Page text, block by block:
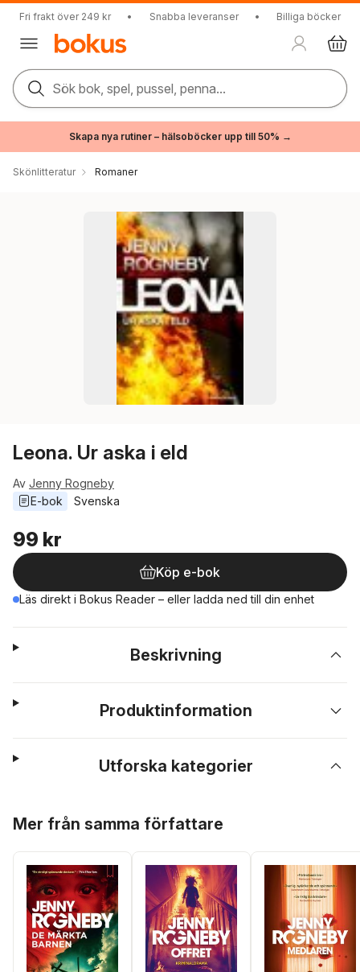
Fri frakt över 249 kr • Snabba leveranser • Billiga böcker
Sök bok, spel, pussel, penna...
Skapa nya rutiner – hälsoböcker upp till 50% →
Skönlitteratur Romaner
Leona. Ur aska i eld
Av Jenny Rogneby
E-bok
Svenska
99 kr
Köp e-bok
Läs direkt i Bokus Reader – eller ladda ned till din enhet
Beskrivning
Produktinformation
Utforska kategorier
Mer från samma författare